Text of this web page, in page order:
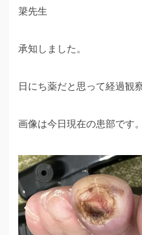
簗先生
承知しました。
日にち薬だと思って経過観
画像は今日現在の患部です。